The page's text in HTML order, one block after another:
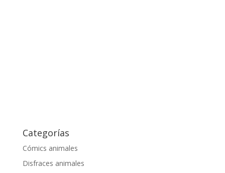
Categorías
Cómics animales
Disfraces animales